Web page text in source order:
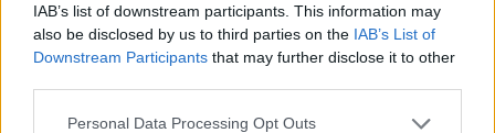
IAB’s list of downstream participants. This information may
also be disclosed by us to third parties on the IAB’s List of
Downstream Participants that may further disclose it to other
Personal Data Processing Opt Outs